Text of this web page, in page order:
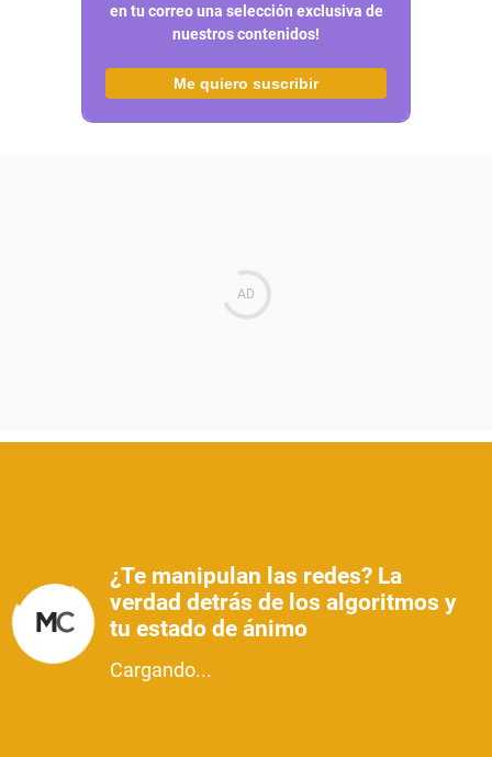
en tu correo una selección exclusiva de
nuestros contenidos!
Me quiero suscribir
¿Te manipulan las redes? La
verdad detrás de los algoritmos y
tu estado de ánimo
Cargando...